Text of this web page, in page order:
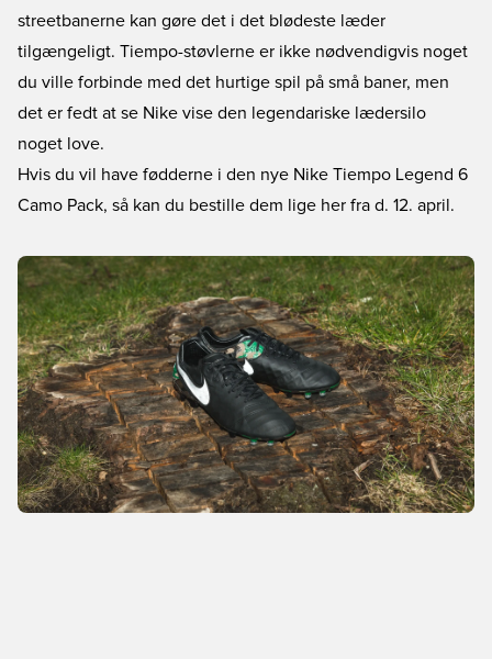
streetbanerne kan gøre det i det blødeste læder
tilgængeligt. Tiempo-støvlerne er ikke nødvendigvis noget
du ville forbinde med det hurtige spil på små baner, men
det er fedt at se Nike vise den legendariske lædersilo
noget love.
Hvis du vil have fødderne i den nye Nike Tiempo Legend 6
Camo Pack, så kan du bestille dem lige her fra d. 12. april.